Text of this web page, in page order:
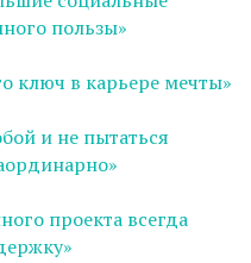
пользы»
ключ в карьере мечты»
и не пытаться
проекта всегда